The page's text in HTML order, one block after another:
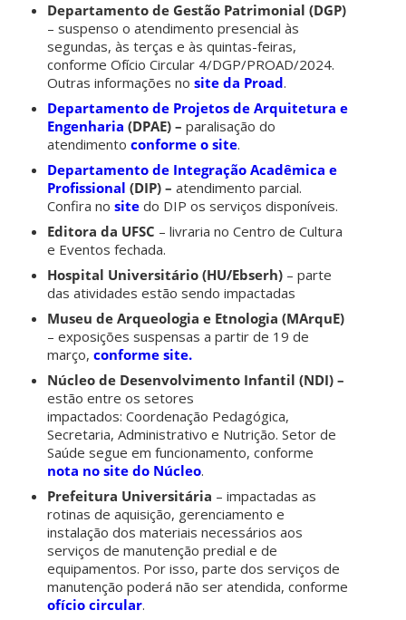
Departamento de Gestão Patrimonial (DGP)
– suspenso o atendimento presencial às
segundas, às terças e às quintas-feiras,
conforme Ofício Circular 4/DGP/PROAD/2024.
Outras informações nosite da Proad.
Departamento de Projetos de Arquitetura e
Engenharia (DPAE) –paralisação do
atendimentoconforme o site.
Departamento de Integração Acadêmica e
Profissional (DIP) – atendimento parcial.
Confira nosite do DIP os serviços disponíveis.
Editora da UFSC – livraria no Centro de Cultura
e Eventos fechada.
Hospital Universitário (HU/Ebserh) – parte
das atividades estão sendo impactadas
Museu de Arqueologia e Etnologia (MArquE)
– exposições suspensas a partir de 19 de
março,conforme site.
Núcleo de Desenvolvimento Infantil (NDI) –
estão entre os setores
impactados: Coordenação Pedagógica,
Secretaria, Administrativo e Nutrição. Setor de
Saúde segue em funcionamento, conforme
nota no site do Núcleo.
Prefeitura Universitária – impactadas as
rotinas de aquisição, gerenciamento e
instalação dos materiais necessários aos
serviços de manutenção predial e de
equipamentos. Por isso, parte dos serviços de
manutenção poderá não ser atendida, conforme
ofício circular.